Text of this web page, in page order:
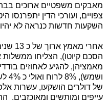
מאבקים משפטיים ארוכים
צפויים, ועורכי הדין יתפרנסו
השקעות חדשות כנראה לא יהיו
הסכם קיוטו), הצליחו
מאמציהן, להגיע לאחוזים
של דולרים הושקעו, עשרות
עייפים ומותשים ומאוכזבים.